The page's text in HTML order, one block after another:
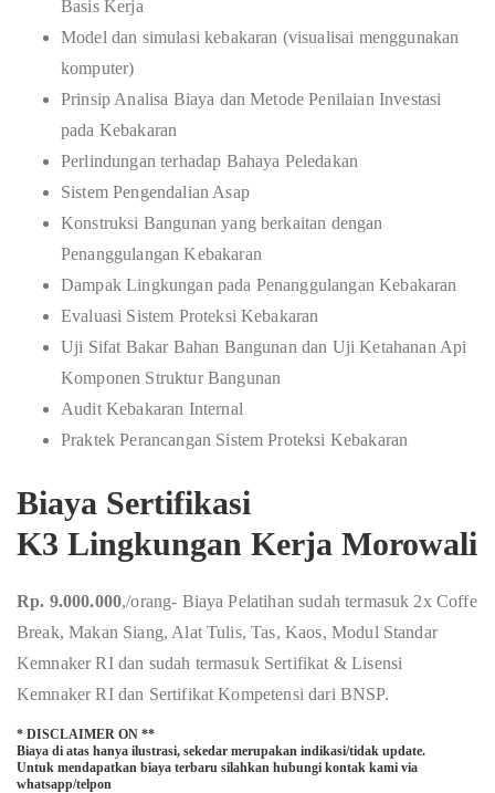
Basis Kerja
Model dan simulasi kebakaran (visualisai menggunakan
komputer)
Prinsip Analisa Biaya dan Metode Penilaian Investasi
pada Kebakaran
Perlindungan terhadap Bahaya Peledakan
Sistem Pengendalian Asap
Konstruksi Bangunan yang berkaitan dengan
Penanggulangan Kebakaran
Dampak Lingkungan pada Penanggulangan Kebakaran
Evaluasi Sistem Proteksi Kebakaran
Uji Sifat Bakar Bahan Bangunan dan Uji Ketahanan Api
Komponen Struktur Bangunan
Audit Kebakaran Internal
Praktek Perancangan Sistem Proteksi Kebakaran
Biaya Sertifikasi
K3 Lingkungan Kerja Morowali
Rp. 9.000.000,/orang- Biaya Pelatihan sudah termasuk 2x Coffe
Break, Makan Siang, Alat Tulis, Tas, Kaos, Modul Standar
Kemnaker RI dan sudah termasuk Sertifikat & Lisensi
Kemnaker RI dan Sertifikat Kompetensi dari BNSP.
* DISCLAIMER ON **
Biaya di atas hanya ilustrasi, sekedar merupakan indikasi/tidak update.
Untuk mendapatkan biaya terbaru silahkan hubungi kontak kami via
whatsapp/telpon